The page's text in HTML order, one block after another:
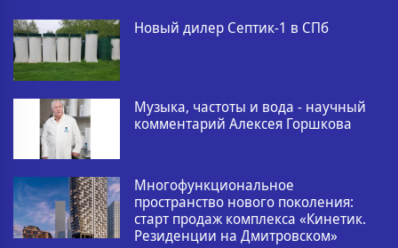
Новый дилер Септик-1 в СПб
Музыка, частоты и вода - научный
комментарий Алексея Горшкова
Многофункциональное
пространство нового поколения:
старт продаж комплекса «Кинетик.
Резиденции на Дмитровском»